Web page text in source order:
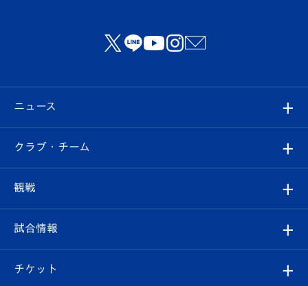
ニュース
すべて
クラブ
試合情報
クラブ・チーム
クラブ概要
観戦
観戦ルール
試合情報
試合日程/結果
チケット